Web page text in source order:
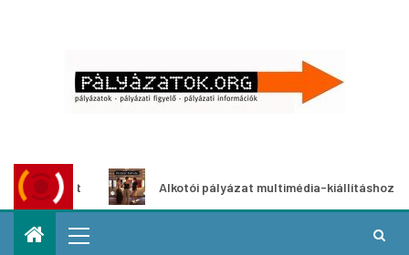
Alkotói pályázat multimédia-kiállításhoz